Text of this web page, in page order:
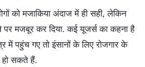
को मजाकिया अंदाज में ही सही, लेकिन
पर मजबूर कर दिया. कई यूजर्स का कहना है
में पहुंच गए तो इंसानों के लिए रोजगार के
हो सकते हैं.